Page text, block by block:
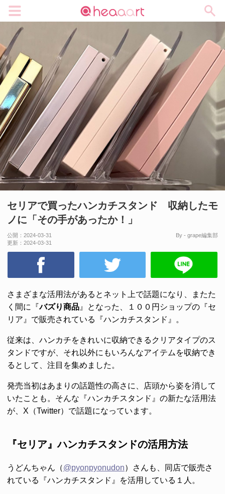
セリアで買ったハンカチスタンド 収納したモ
ノに「その手があったか！」
公開： 2024-03-31
更新： 2024-03-31
By - grape編集部
さまざまな活用法があるとネット上で話題になり、またた
く間に『バズり商品 』となった、１００円ショップの『セ
リア』で販売されている『ハンカチスタンド』。
従来は、ハンカチをきれいに収納できるクリアタイプのス
タンドですが、それ以外にもいろんなアイテムを収納でき
るとして、注目を集めました。
発売当初はあまりの話題性の高さに、店頭から姿を消して
いたことも。そんな『ハンカチスタンド』の新たな活用法
が、X（Twitter）で話題になっています。
『セリア』ハンカチスタンドの活用方法
うどんちゃん（@pyonpyonudon）さんも、同店で販売さ
れている『ハンカチスタンド』を活用している１人。